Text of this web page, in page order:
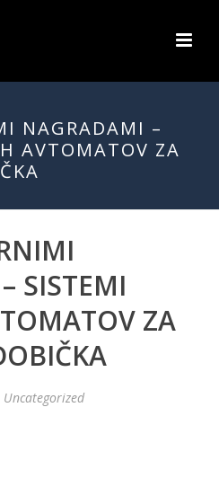
NAGRADAMI –
AVTOMATOV ZA
SISTEMI
ZA
Uncategorized